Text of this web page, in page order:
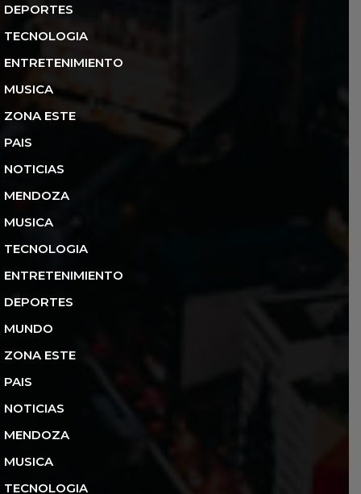
DEPORTES
TECNOLOGIA
ENTRETENIMIENTO
MUSICA
ZONA ESTE
PAIS
NOTICIAS
MENDOZA
MUSICA
TECNOLOGIA
ENTRETENIMIENTO
DEPORTES
MUNDO
ZONA ESTE
PAIS
NOTICIAS
MENDOZA
MUSICA
TECNOLOGIA